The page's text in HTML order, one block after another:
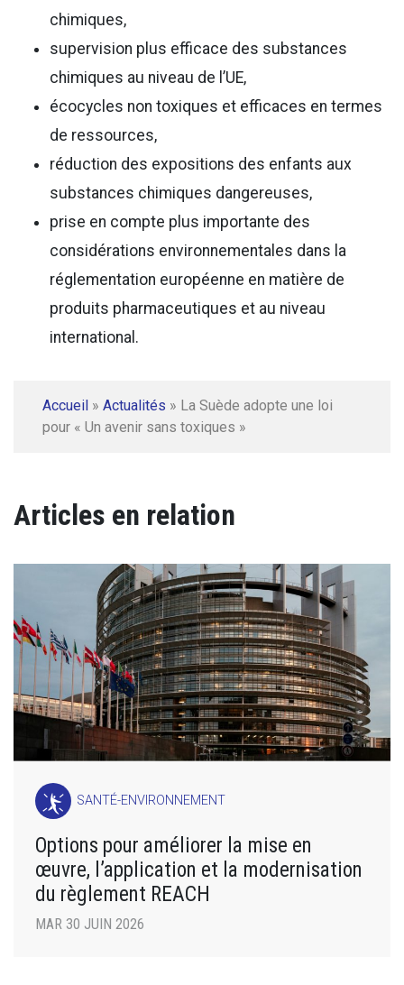
chimiques,
supervision plus efficace des substances
chimiques au niveau de l’UE,
écocycles non toxiques et efficaces en termes
de ressources,
réduction des expositions des enfants aux
substances chimiques dangereuses,
prise en compte plus importante des
considérations environnementales dans la
réglementation européenne en matière de
produits pharmaceutiques et au niveau
international.
Accueil » Actualités » La Suède adopte une loi
pour « Un avenir sans toxiques »
Articles en relation
SANTÉ-ENVIRONNEMENT
Options pour améliorer la mise en
œuvre, l’application et la modernisation
du règlement REACH
MAR 30 JUIN 2026